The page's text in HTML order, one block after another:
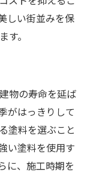
しい街並みを保
。
物の寿命を延ば
がはっきりして
塗料を選ぶこと
い塗料を使用す
に、施工時期を